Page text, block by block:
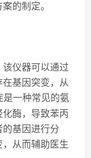
的制定。
仪器可以通过
基因突变，从
是一种常见的氨
酶，导致苯丙
基因进行分
从而辅助医生